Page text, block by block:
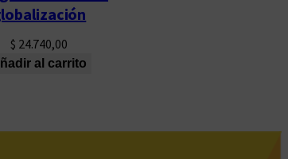
$ 24.740,00
al carrito